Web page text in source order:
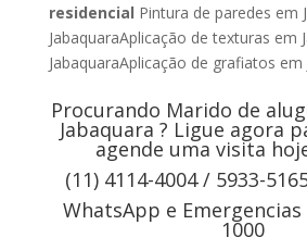
residencial Pintura de paredes em
JabaquaraAplicação de texturas em
JabaquaraAplicação de grafiatos em
Procurando Marido de
Jabaquara ? Ligue agora
agende uma visita
(11) 4114-4004 / 5933-
WhatsApp e Emergencias
1000